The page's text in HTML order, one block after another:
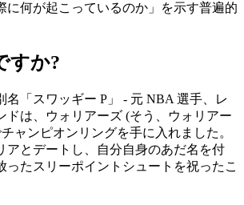
に何が起こっているのか」を示す普遍的
すか?
名「スワッギー P」 - 元 NBA 選手、レ
ドは、ウォリアーズ (そう、ウォリアー
ャンピオンリングを手に入れました。
アとデートし、自分自身のあだ名を付
ったスリーポイントシュートを祝ったこ